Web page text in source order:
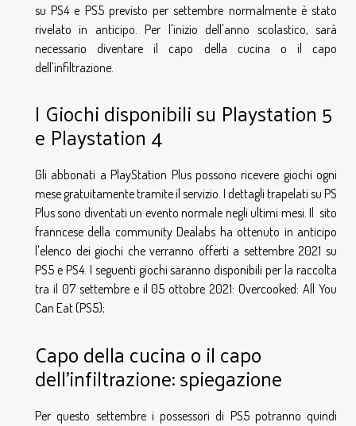
su PS4 e PS5 previsto per settembre normalmente è stato
rivelato in anticipo. Per l'inizio dell'anno scolastico, sarà
necessario diventare il capo della cucina o il capo
dell'infiltrazione.
I Giochi disponibili su Playstation 5
e Playstation 4
Gli abbonati a PlayStation Plus possono ricevere giochi ogni
mese gratuitamente tramite il servizio. I dettagli trapelati su PS
Plus sono diventati un evento normale negli ultimi mesi. Il sito
franncese della community Dealabs ha ottenuto in anticipo
l'elenco dei giochi che verranno offerti a settembre 2021 su
PS5 e PS4. I seguenti giochi saranno disponibili per la raccolta
tra il 07 settembre e il 05 ottobre 2021: Overcooked: All You
Can Eat (PS5);
Capo della cucina o il capo
dell'infiltrazione: spiegazione
Per questo settembre i possessori di PS5 potranno quindi